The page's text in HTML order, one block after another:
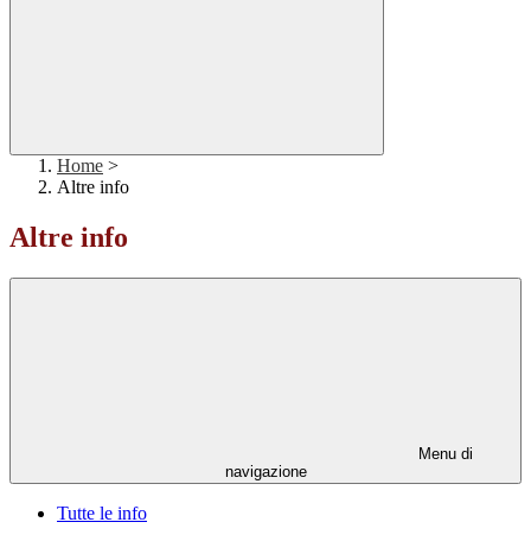
Home >
Altre info
Altre info
Menu di
navigazione
Tutte le info